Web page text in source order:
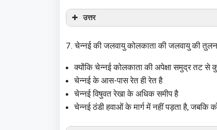
उत्तर
7. चेन्नई की जलवायु कोलकाता की जलवायु की
क्योंकि चेन्नई कोलकाता की अपेक्षा समुद्र तट से
चेन्नई के आस-पास रेत ही रेत है
चेन्नई विषुवत रेखा के अधिक समीप है
चेन्नई ठंडी हवाओं के मार्ग में नहीं पड़ता है, जबकि